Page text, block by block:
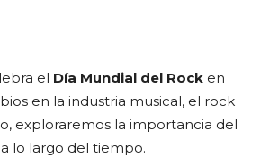
el Día Mundial del Rock en
en la industria musical, el rock
exploraremos la importancia del
lo largo del tiempo.